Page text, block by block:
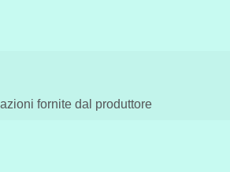
fornite dal produttore